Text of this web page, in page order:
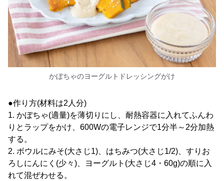
かぼちゃのヨーグルトドレッシングがけ
●作り方(材料は2人分)
1. かぼちゃ(適量)を薄切りにし、耐熱容器に入れてふんわ
りとラップをかけ、600Wの電子レンジで1分半～2分加熱
する。
2. ボウルにみそ(大さじ1)、はちみつ(大さじ1/2)、すりお
ろしにんにく(少々)、ヨーグルト(大さじ4・60g)の順に入
れて混ぜわせる。